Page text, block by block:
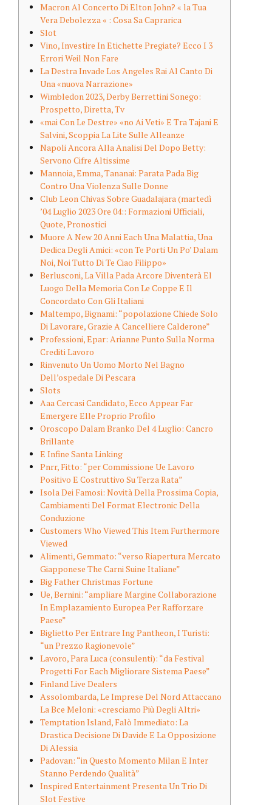
Macron Al Concerto Di Elton John? « la Tua
Vera Debolezza « : Cosa Sa Caprarica
Slot
Vino, Investire In Etichette Pregiate? Ecco I 3
Errori Weil Non Fare
La Destra Invade Los Angeles Rai Al Canto Di
Una «nuova Narrazione»
Wimbledon 2023, Derby Berrettini Sonego:
Prospetto, Diretta, Tv
«mai Con Le Destre» «no Ai Veti» E Tra Tajani E
Salvini, Scoppia La Lite Sulle Alleanze
Napoli Ancora Alla Analisi Del Dopo Betty:
Servono Cifre Altissime
Mannoia, Emma, Tananai: Parata Pada Big
Contro Una Violenza Sulle Donne
Club Leon Chivas Sobre Guadalajara (martedì
’04 Luglio 2023 Ore 04:: Formazioni Ufficiali,
Quote, Pronostici
Muore A New 20 Anni Each Una Malattia, Una
Dedica Degli Amici: «con Te Porti Un Po’ Dalam
Noi, Noi Tutto Di Te Ciao Filippo»
Berlusconi, La Villa Pada Arcore Diventerà El
Luogo Della Memoria Con Le Coppe E Il
Concordato Con Gli Italiani
Maltempo, Bignami: “popolazione Chiede Solo
Di Lavorare, Grazie A Cancelliere Calderone”
Professioni, Epar: Arianne Punto Sulla Norma
Crediti Lavoro
Rinvenuto Un Uomo Morto Nel Bagno
Dell’ospedale Di Pescara
Slots
Aaa Cercasi Candidato, Ecco Appear Far
Emergere Elle Proprio Profilo
Oroscopo Dalam Branko Del 4 Luglio: Cancro
Brillante
E Infine Santa Linking
Pnrr, Fitto: “per Commissione Ue Lavoro
Positivo E Costruttivo Su Terza Rata”
Isola Dei Famosi: Novità Della Prossima Copia,
Cambiamenti Del Format Electronic Della
Conduzione
Customers Who Viewed This Item Furthermore
Viewed
Alimenti, Gemmato: “verso Riapertura Mercato
Giapponese The Carni Suine Italiane”
Big Father Christmas Fortune
Ue, Bernini: “ampliare Margine Collaborazione
In Emplazamiento Europea Per Rafforzare
Paese”
Biglietto Per Entrare Ing Pantheon, I Turisti:
“un Prezzo Ragionevole”
Lavoro, Para Luca (consulenti): “da Festival
Progetti For Each Migliorare Sistema Paese”
Finland Live Dealers
Assolombarda, Le Imprese Del Nord Attaccano
La Bce Meloni: «cresciamo Più Degli Altri»
Temptation Island, Falò Immediato: La
Drastica Decisione Di Davide E La Opposizione
Di Alessia
Padovan: “in Questo Momento Milan E Inter
Stanno Perdendo Qualità”
Inspired Entertainment Presenta Un Trio Di
Slot Festive